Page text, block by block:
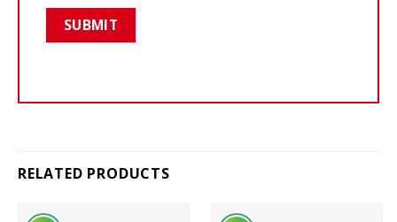
RELATED PRODUCTS